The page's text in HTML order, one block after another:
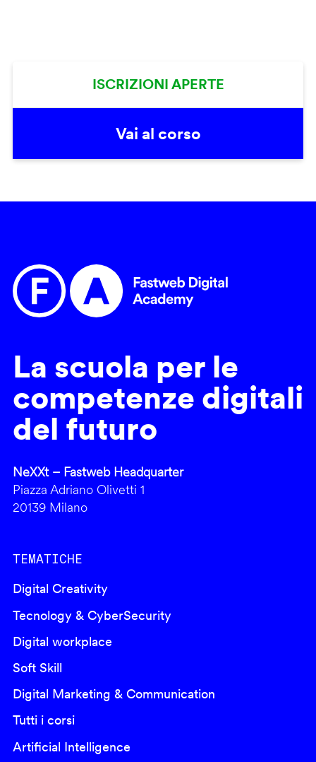
ISCRIZIONI APERTE
Vai al corso
La scuola per le
competenze digitali
del futuro
NeXXt – Fastweb Headquarter
Piazza Adriano Olivetti 1
20139 Milano
TEMATICHE
Digital Creativity
Tecnology & CyberSecurity
Digital workplace
Soft Skill
Digital Marketing & Communication
Tutti i corsi
Artificial Intelligence